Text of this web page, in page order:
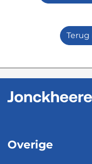
Terug
Overige